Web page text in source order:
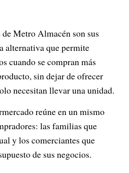
Metro Almacén son sus
alternativa que permite
cuando se compran más
sin dejar de ofrecer
necesitan llevar una unidad.
reúne en un mismo
las familias que
y los comerciantes que
de sus negocios.